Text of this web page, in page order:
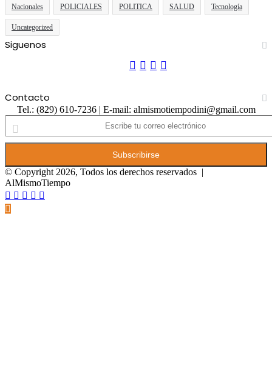
Nacionales POLICIALES POLITICA SALUD Tecnología
Uncategorized
Siguenos
Facebook
TwitterYouTube
Contacto
Tel.: (829) 610-7236 | E-mail: almismotiempodini@gmail.com
correo
© Copyright 2026, Todos los derechos reservados |
AlMismoTiempo
Facebook
Twitter
WhatsApp
Telegram
Botón
volver